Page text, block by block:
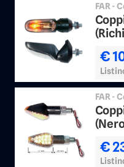
FAR -
€
FAR -
€